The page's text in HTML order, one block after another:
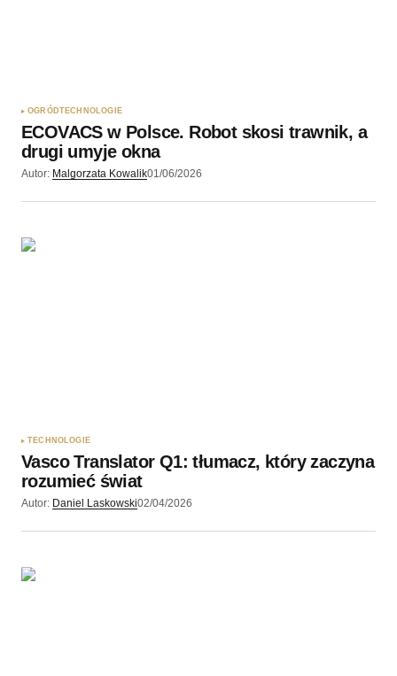
OGRÓDTECHNOLOGIE
ECOVACS w Polsce. Robot skosi trawnik, a
drugi umyje okna
Autor: Malgorzata Kowalik01/06/2026
TECHNOLOGIE
Vasco Translator Q1: tłumacz, który zaczyna
rozumieć świat
Autor: Daniel Laskowski02/04/2026